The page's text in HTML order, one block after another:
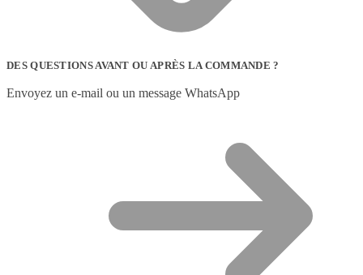
DES QUESTIONS AVANT OU APRÈS LA COMMANDE ?
Envoyez un e-mail ou un message WhatsApp